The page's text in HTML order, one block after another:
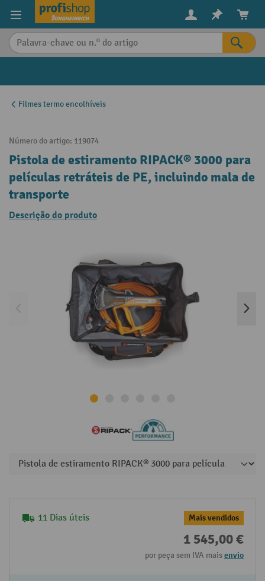
principal
Filmes termo encolhíveis
Número do artigo: 119074
Pistola de estiramento RIPACK® 3000 para
películas retráteis de PE, incluindo mala de
transporte
Descrição do produto
11 Dias úteis Mais vendidos
1 545,00 €
por peça sem IVA maisenvio